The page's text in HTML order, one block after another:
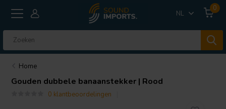
NL
0
Home
Gouden dubbele banaanstekker | Rood
0 klantbeoordelingen